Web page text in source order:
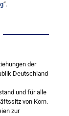
“.
der
Deutschland
und für alle
von Korn.
zur